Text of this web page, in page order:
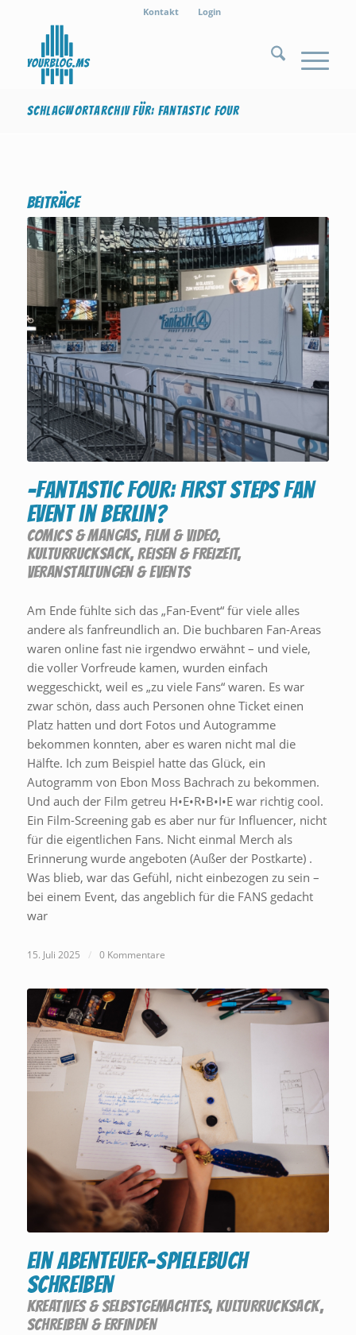
Kontakt Login
Schlagwortarchiv für: Fantastic Four
Beiträge
-Fantastic Four: First Steps Fan
Event in Berlin?
COMICS & MANGAS, FILM & VIDEO,
KULTURRUCKSACK,REISEN & FREIZEIT,
VERANSTALTUNGEN & EVENTS
Am Ende fühlte sich das „Fan-Event“ für viele alles
andere als fanfreundlich an. Die buchbaren Fan-Areas
waren online fast nie irgendwo erwähnt – und viele,
die voller Vorfreude kamen, wurden einfach
weggeschickt, weil es „zu viele Fans“ waren. Es war
zwar schön, dass auch Personen ohne Ticket einen
Platz hatten und dort Fotos und Autogramme
bekommen konnten, aber es waren nicht mal die
Hälfte. Ich zum Beispiel hatte das Glück, ein
Autogramm von Ebon Moss Bachrach zu bekommen.
Und auch der Film getreu H•E•R•B•I•E war richtig cool.
Ein Film-Screening gab es aber nur für Influencer, nicht
für die eigentlichen Fans. Nicht einmal Merch als
Erinnerung wurde angeboten (Außer der Postkarte) .
Was blieb, war das Gefühl, nicht einbezogen zu sein –
bei einem Event, das angeblich für die FANS gedacht
war
15. Juli 2025 / 0 Kommentare
Ein Abenteuer-Spielebuch
schreiben
KREATIVES & SELBSTGEMACHTES, KULTURRUCKSACK,
SCHREIBEN & ERFINDEN